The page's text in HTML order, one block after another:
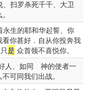
扫罗杀死千千、大卫
生的耶和华起誓、你
你甚好．自从你投奔我
是 众首领不喜悦你。
人、如同 神的使者一
可同我们出战。